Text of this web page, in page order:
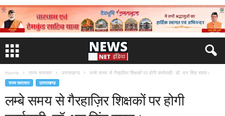
Home राज्य समाचार उत्तराखण्ड लम्बे समय से गैरहाज़िर शिक्षकों पर होगी कार्यवाही: डॉ. धन सिंह रावत।
राज्य समाचार उत्तराखण्ड
लम्बे समय से गैरहाज़िर शिक्षकों पर होगी